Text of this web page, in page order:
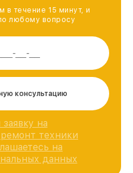
в течение 15 минут, и
любому вопросу
консультацию
на
техники
на
данных